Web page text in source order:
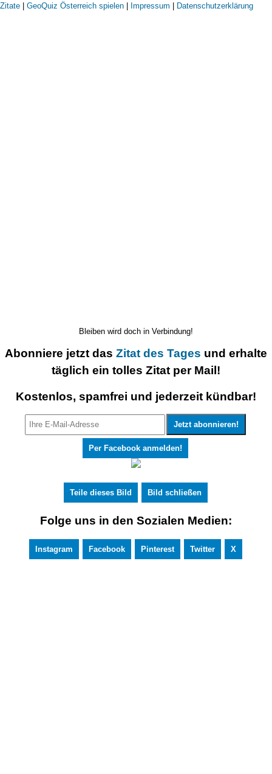
Zitate | GeoQuiz Österreich spielen | Impressum | Datenschutzerklärung
Bleiben wird doch in Verbindung!
Abonniere jetzt das Zitat des Tages und erhalte
täglich ein tolles Zitat per Mail!
Kostenlos, spamfrei und jederzeit kündbar!
Per Facebook anmelden!
Teile dieses Bild Bild schließen
Folge uns in den Sozialen Medien:
Instagram Facebook Pinterest Twitter X